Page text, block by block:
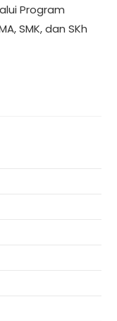
Program
SMK, dan SKh